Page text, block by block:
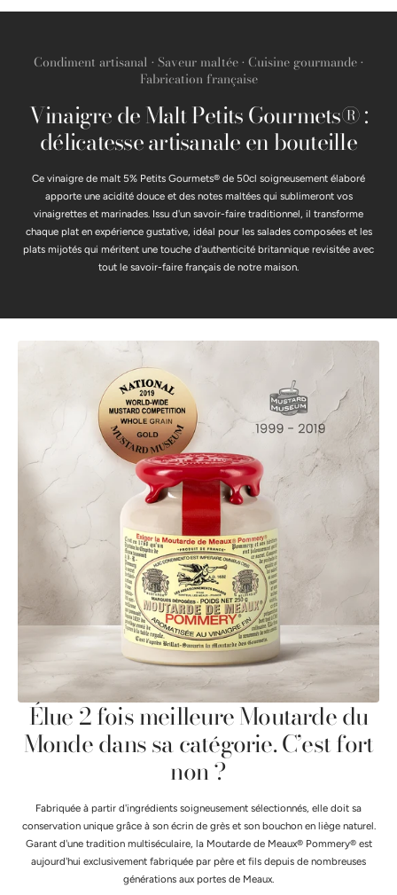
Condiment artisanal • Saveur maltée • Cuisine gourmande •
Fabrication française
Vinaigre de Malt Petits Gourmets® :
délicatesse artisanale en bouteille
Ce vinaigre de malt 5% Petits Gourmets® de 50cl soigneusement élaboré
apporte une acidité douce et des notes maltées qui sublimeront vos
vinaigrettes et marinades. Issu d'un savoir-faire traditionnel, il transforme
chaque plat en expérience gustative, idéal pour les salades composées et les
plats mijotés qui méritent une touche d'authenticité britannique revisitée avec
tout le savoir-faire français de notre maison.
Élue 2 fois meilleure Moutarde du
Monde dans sa catégorie. C’est fort
non ?
Fabriquée à partir d'ingrédients soigneusement sélectionnés, elle doit sa
conservation unique grâce à son écrin de grès et son bouchon en liège naturel.
Garant d'une tradition multiséculaire, la Moutarde de Meaux® Pommery® est
aujourd'hui exclusivement fabriquée par père et fils depuis de nombreuses
générations aux portes de Meaux.